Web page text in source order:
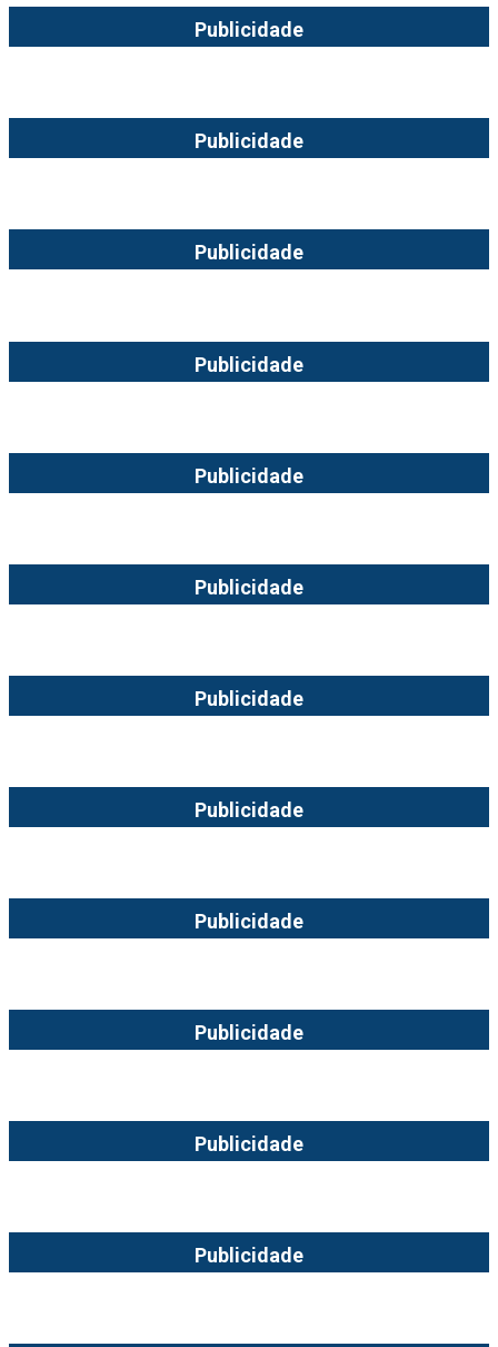
Publicidade
Publicidade
Publicidade
Publicidade
Publicidade
Publicidade
Publicidade
Publicidade
Publicidade
Publicidade
Publicidade
Publicidade